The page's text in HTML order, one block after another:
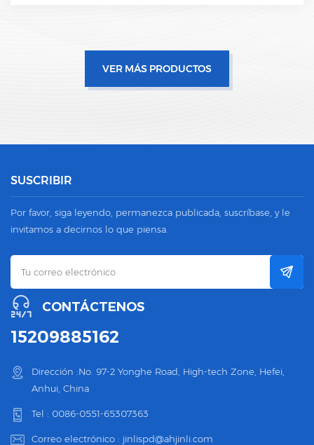
VER MÁS PRODUCTOS
SUSCRIBIR
Por favor, siga leyendo, permanezca publicada, suscríbase, y le
invitamos a decirnos lo que piensa.
CONTÁCTENOS
15209885162
Dirección :No. 97-2 Yonghe Road, High-tech Zone, Hefei,
Anhui, China
Tel : 0086-0551-65307363
Correo electrónico : jinlispd@ahjinli.com